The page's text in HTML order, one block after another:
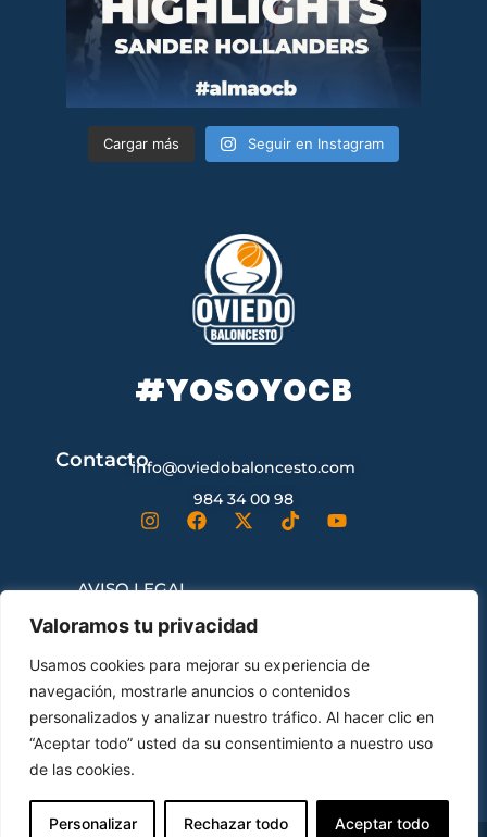
Valoramos tu privacidad
Usamos cookies para mejorar su experiencia de
navegación, mostrarle anuncios o contenidos
personalizados y analizar nuestro tráfico. Al hacer clic en
“Aceptar todo” usted da su consentimiento a nuestro uso
de las cookies.
Personalizar Rechazar todo Aceptar todo
Cargar más Seguir en Instagram
#YOSOYOCB
Contactoinfo@oviedobaloncesto.com
984 34 00 98
AVISO LEGAL
CONTRATACIÓN
ENVÍOS Y DEVOLUCIONES